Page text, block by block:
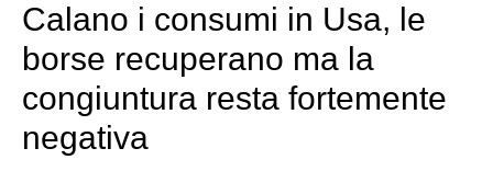
Calano i consumi in Usa, le
borse recuperano ma la
congiuntura resta fortemente
negativa